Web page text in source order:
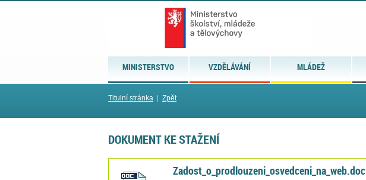
MINISTERSTVO VZDĚLÁVÁNÍ MLÁDEŽ
Titulní stránka Zpět
DOKUMENT KE STAŽENÍ
Zadost_o_prodlouzeni_osvedceni_na_web.doc